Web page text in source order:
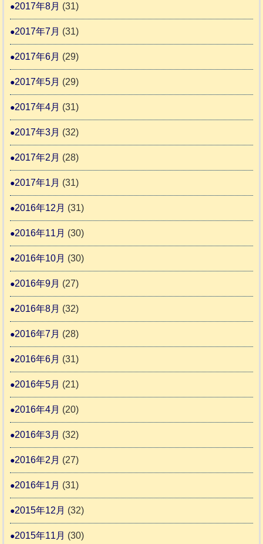
2017年8月 (31)
2017年7月 (31)
2017年6月 (29)
2017年5月 (29)
2017年4月 (31)
2017年3月 (32)
2017年2月 (28)
2017年1月 (31)
2016年12月 (31)
2016年11月 (30)
2016年10月 (30)
2016年9月 (27)
2016年8月 (32)
2016年7月 (28)
2016年6月 (31)
2016年5月 (21)
2016年4月 (20)
2016年3月 (32)
2016年2月 (27)
2016年1月 (31)
2015年12月 (32)
2015年11月 (30)